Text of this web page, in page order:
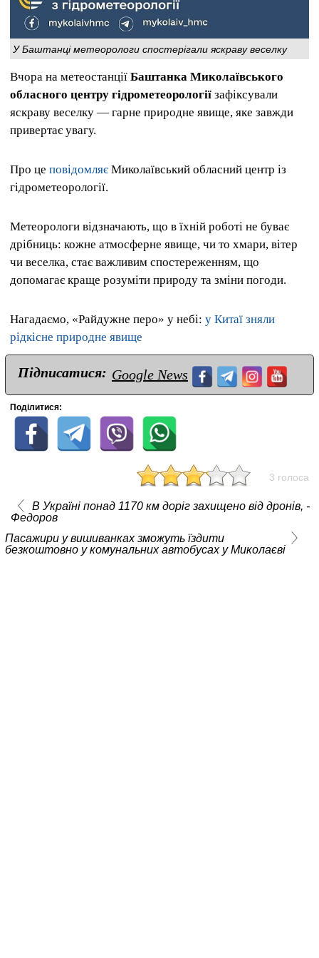
У Баштанці метеорологи спостерігали яскраву веселку
Вчора на метеостанції Баштанка Миколаївського
обласного центру гідрометеорології зафіксували
яскраву веселку — гарне природне явище, яке завжди
привертає увагу.
Про це повідомляє Миколаївський обласний центр із
гідрометеорології.
Метеорологи відзначають, що в їхній роботі не буває
дрібниць: кожне атмосферне явище, чи то хмари, вітер
чи веселка, стає важливим спостереженням, що
допомагає краще розуміти природу та зміни погоди.
Нагадаємо, «Райдужне перо» у небі: у Китаї зняли
рідкісне природне явище
Підписатися: Google News
Поділитися:
3 голоса
В Україні понад 1170 км доріг захищено від дронів, -
Федоров
Пасажири у вишиванках зможуть їздити
безкоштовно у комунальних автобусах у Миколаєві